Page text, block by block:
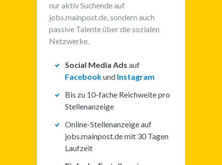
nur aktiv Suchende auf
jobs.mainpost.de, sondern auch
passive Talente über die sozialen
Netzwerke.
Social Media Ads auf
Facebookund Instagram
Bis zu 10-fache Reichweite pro
Stellenanzeige
Online-Stellenanzeige auf
jobs.mainpost.de mit 30 Tagen
Laufzeit